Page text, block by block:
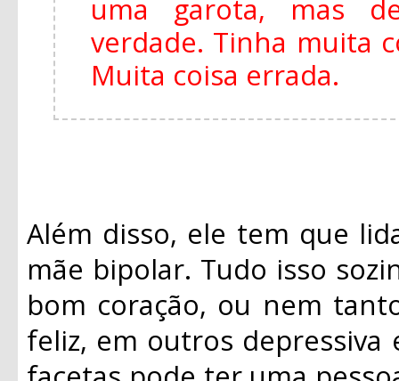
uma garota, mas
verdade. Tinha muita
Muita coisa errada.
Além disso, ele tem que
mãe bipolar. Tudo isso
bom coração, ou nem
feliz, em outros